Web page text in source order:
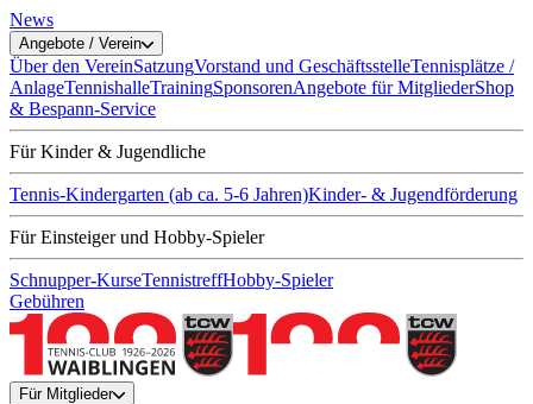
News
Angebote / Verein
Über den VereinSatzungVorstand und GeschäftsstelleTennisplätze /
AnlageTennishalleTrainingSponsorenAngebote für MitgliederShop
& Bespann-Service
Für Kinder & Jugendliche
Tennis-Kindergarten (ab ca. 5-6 Jahren)Kinder- & Jugendförderung
Für Einsteiger und Hobby-Spieler
Schnupper-KurseTennistreffHobby-Spieler
Gebühren
Für Mitglieder